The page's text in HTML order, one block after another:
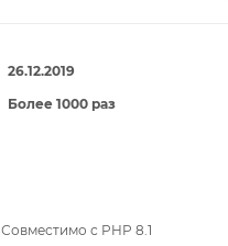
26.12.2019
Более 1000 раз
Совместимо с PHP 8.1